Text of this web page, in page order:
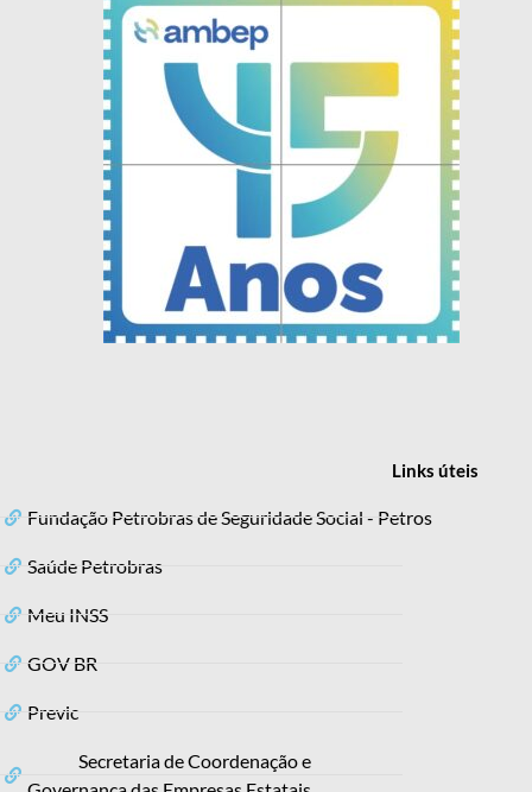
Linksúteis
Fundação Petrobras de Seguridade Social - Petros
Saúde Petrobras
Meu INSS
GOV BR
Previc
Secretaria de Coordenação e